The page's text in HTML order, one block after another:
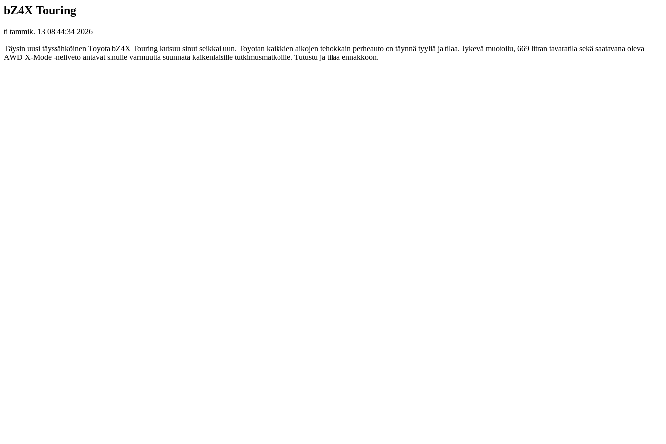
bZ4X Touring
ti tammik. 13 08:44:34 2026
Täysin uusi täyssähköinen Toyota bZ4X Touring kutsuu sinut seikkailuun. Toyotan kaikkien aikojen tehokkain perheauto on täynnä tyyliä ja tilaa. Jykevä muotoilu, 669 litran tavaratila sekä saatavana oleva
AWD X-Mode -neliveto antavat sinulle varmuutta suunnata kaikenlaisille tutkimusmatkoille. Tutustu ja tilaa ennakkoon.